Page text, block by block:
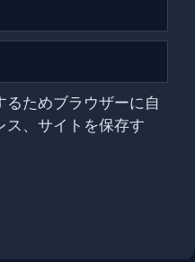
るためブラウザーに自
ス、サイトを保存す